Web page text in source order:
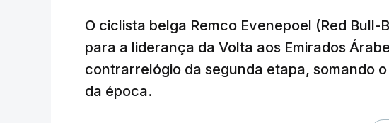
O ciclista belga Remco Evenepoel (Red Bull-
para a liderança da Volta aos Emirados
contrarrelógio da segunda etapa, somando
da época.